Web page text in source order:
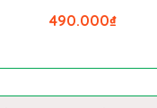
₫
490.000